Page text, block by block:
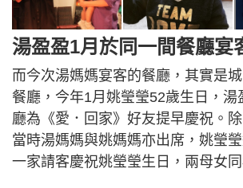
湯盈盈1月於同一間餐廳宴
而今次湯媽媽宴客的餐廳，其實是
餐廳，今年1月姚瑩瑩52歲生日，湯
廳為《愛．回家》好友提早慶祝。
當時湯媽媽與姚媽媽亦出席，姚瑩
一家請客慶祝姚瑩瑩生日，兩母女同